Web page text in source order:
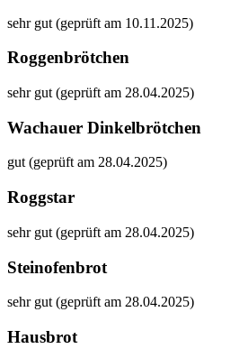
sehr gut (geprüft am 10.11.2025)
Roggenbrötchen
sehr gut (geprüft am 28.04.2025)
Wachauer Dinkelbrötchen
gut (geprüft am 28.04.2025)
Roggstar
sehr gut (geprüft am 28.04.2025)
Steinofenbrot
sehr gut (geprüft am 28.04.2025)
Hausbrot